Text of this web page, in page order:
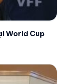
World Cup